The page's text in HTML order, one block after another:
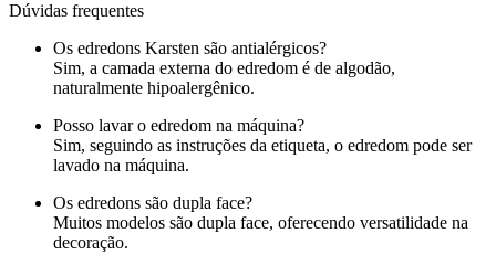
Dúvidas frequentes
Os edredons Karsten são antialérgicos?
Sim, a camada externa do edredom é de algodão,
naturalmente hipoalergênico.
Posso lavar o edredom na máquina?
Sim, seguindo as instruções da etiqueta, o edredom pode ser
lavado na máquina.
Os edredons são dupla face?
Muitos modelos são dupla face, oferecendo versatilidade na
decoração.